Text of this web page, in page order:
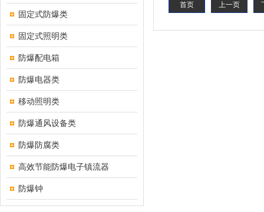
固定式防爆类
固定式照明类
防爆配电箱
防爆电器类
移动照明类
防爆通风设备类
防爆防腐类
高效节能防爆电子镇流器
防爆钟
首页 上一页